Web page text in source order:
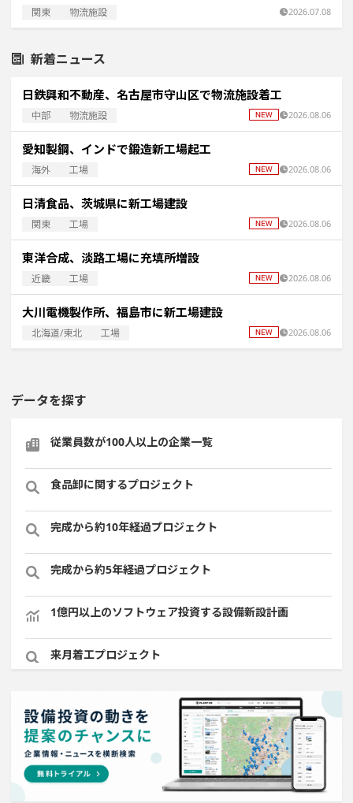
関東 物流施設 2026.07.08
新着ニュース
日鉄興和不動産、名古屋市守山区で物流施設着工
中部 物流施設 2026.08.06
愛知製鋼、インドで鍛造新工場起工
海外 工場 2026.08.06
日清食品、茨城県に新工場建設
関東 工場 2026.08.06
東洋合成、淡路工場に充填所増設
近畿 工場 2026.08.06
大川電機製作所、福島市に新工場建設
北海道/東北 工場 2026.08.06
データを探す
従業員数が100人以上の企業一覧
食品卸に関するプロジェクト
完成から約10年経過プロジェクト
完成から約5年経過プロジェクト
1億円以上のソフトウェア投資する設備新設計画
来月着工プロジェクト
飲食事業を営む会社で10億円以上投資する設備新設計画
既に100億円以上の支払いが終了した設備新設計画
半導体セグメントに投資する設備新設計画